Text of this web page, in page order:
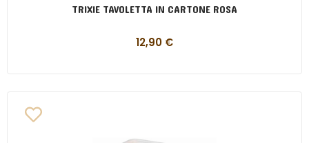
TRIXIE TAVOLETTA IN CARTONE ROSA
12,90 €